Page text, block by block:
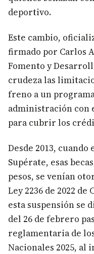
deportivo.
Este cambio,
firmado por Carlos
Fomento y
crudeza las
freno a un
administración con
para cubrir los
Desde 2013,
Supérate, esas
pesos, se venían
Ley 2236 de 2022
esta suspensión se
del 26 de febrero
reglamentaria de
Nacionales 2025, al